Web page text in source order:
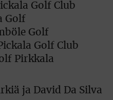
Golf Club
Golf
Golf
Golf Club
Pirkkala
ja David Da Silva